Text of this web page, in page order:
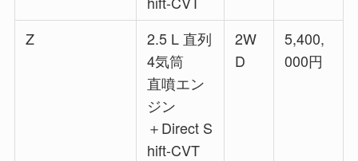
Z
2.5 L 直列
4気筒
直噴エン
ジン
＋Direct S
hift-CVT
2W
D
5,400,
000円